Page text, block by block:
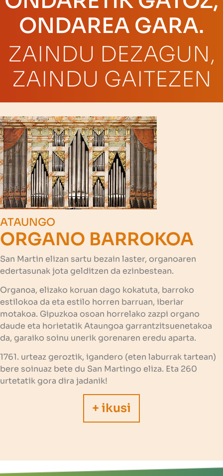
ONDAREA GARA.
ZAINDU DEZAGUN,
ZAINDU GAITEZEN
ATAUNGO
ORGANO BARROKOA
San Martin elizan sartu bezain laster, organoaren
edertasunak jota gelditzen da ezinbestean.
Organoa, elizako koruan dago kokatuta, barroko
estilokoa da eta estilo horren barruan, iberiar
motakoa. Gipuzkoa osoan horrelako zazpi organo
daude eta horietatik Ataungoa garrantzitsuenetakoa
da, garaiko soinu unerik gorenaren eredu aparta.
1761. urteaz geroztik, igandero (eten laburrak tartean)
bere soinuaz bete du San Martingo eliza. Eta 260
urtetatik gora dira jadanik!
+ ikusi